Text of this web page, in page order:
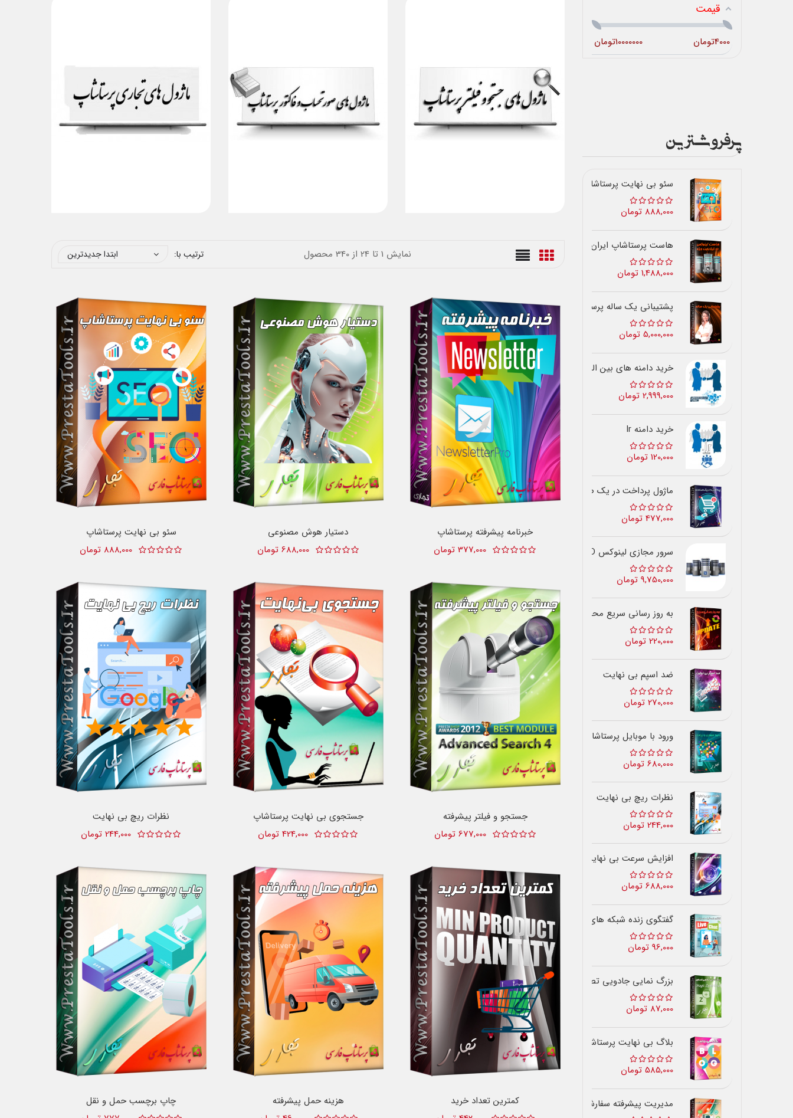
قیمت
4000تومان 10000000تومان
پرفروشترین
سئو بی نهایت پرستاشاپ
888,000 تومان
هاست پرستاشاپ ایران
1,488,000 تومان
پشتیبانی یک ساله پرستاشاپ
5,000,000 تومان
خرید دامنه های بین المللی
2,999,000 تومان
خرید دامنه Ir
120,000 تومان
ماژول پرداخت در یک صفحه
477,000 تومان
سرور مجازی لینوکس SSD ایران
9,750,000 تومان
به روز رسانی سریع محصولات
220,000 تومان
ضد اسپم بی نهایت
270,000 تومان
ورود با موبایل پرستاشاپ
680,000 تومان
نظرات ریچ بی نهایت
244,000 تومان
افزایش سرعت بی نهایت
688,000 تومان
گفتگوی زنده شبکه های اجتماعی
96,000 تومان
بزرگ نمایی جادویی تصاویر
87,000 تومان
بلاگ بی نهایت پرستاشاپ
585,000 تومان
مدیریت پیشرفته سفارشات
نمایش 1 تا 24 از 340 محصول ترتیب با: ابتدا جدیدترین
خبرنامه پیشرفته پرستاشاپ
377,000 تومان
دستیار هوش مصنوعی
688,000 تومان
سئو بی نهایت پرستاشاپ
888,000 تومان
جستجو و فیلتر پیشرفته
677,000 تومان
جستجوی بی نهایت پرستاشاپ
424,000 تومان
نظرات ریچ بی نهایت
244,000 تومان
کمترین تعداد خرید
هزینه حمل پیشرفته
چاپ برچسب حمل و نقل